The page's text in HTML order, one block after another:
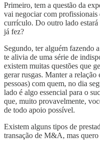
Primeiro, tem a questão da
vai negociar com
currículo. Do outro lado estará
já fez?
Segundo, ter alguém fazendo
te alivia de uma série de
existem muitas questões que
gerar rusgas. Manter a relação
pessoas) com quem, no dia
lado é algo essencial para o
que, muito provavelmente,
de todo apoio possível.
Existem alguns tipos de
transação de M&A, mas